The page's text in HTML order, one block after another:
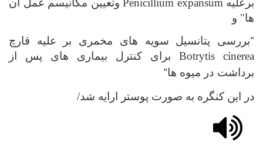
برعلیه Penicillium expansum وتعیین مکانیسم عمل آن
ها" و
"بررسی پتانسیل سویه های مخمری بر علیه قارچ
Botrytis cinerea برای کنترل بیماری های پس از
برداشت در میوه ها"
در این کنگره به صورت پوستر ارایه شد/